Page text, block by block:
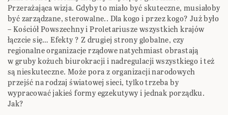
Przerażająca wizja. Gdyby to miało być skuteczne, musiałoby
być zarządzane, sterowalne.. Dla kogo i przez kogo? Już było
– Kościół Powszechny i Proletariusze wszystkich krajów
łączcie się… Efekty ? Z drugiej strony globalne, czy
regionalne organizacje rządowe natychmiast obrastają
w gruby kożuch biurokracji i nadregulacji wszystkiego i też
są nieskuteczne. Może pora z organizacji narodowych
przejść na rodzaj światowej sieci, tylko trzeba by
wypracować jakieś formy egzekutywy i jednak porządku.
Jak?